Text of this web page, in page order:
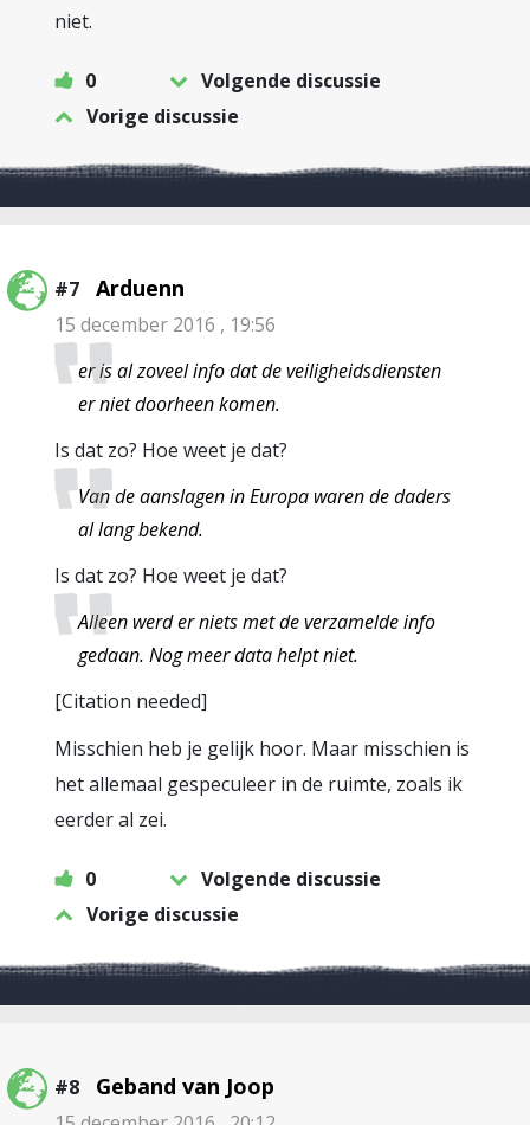
niet.
0
Volgende discussie
Vorige discussie
#7 Arduenn
15 december 2016 , 19:56
er is al zoveel info dat de veiligheidsdiensten
er niet doorheen komen.
Is dat zo? Hoe weet je dat?
Van de aanslagen in Europa waren de daders
al lang bekend.
Is dat zo? Hoe weet je dat?
Alleen werd er niets met de verzamelde info
gedaan. Nog meer data helpt niet.
[Citation needed]
Misschien heb je gelijk hoor. Maar misschien is
het allemaal gespeculeer in de ruimte, zoals ik
eerder al zei.
0
Volgende discussie
Vorige discussie
#8 Geband van Joop